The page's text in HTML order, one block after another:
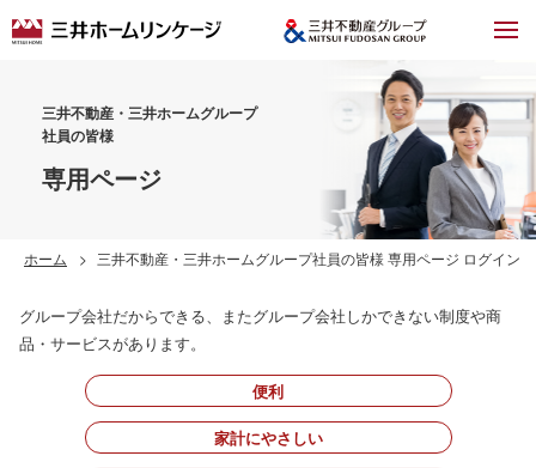
三井不動産・三井ホームグループ
社員の皆様
専用ページ
ホーム 三井不動産・三井ホームグループ社員の皆様 専用ページ ログイン
グループ会社だからできる、またグループ会社しかできない制度や商
品・サービスがあります。
便利
家計にやさしい